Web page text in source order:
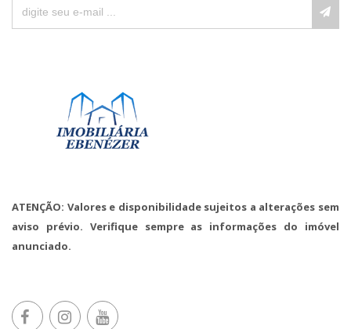
ATENÇÃO: Valores e disponibilidade sujeitos a alterações sem
aviso prévio. Verifique sempre as informações do imóvel
anunciado.